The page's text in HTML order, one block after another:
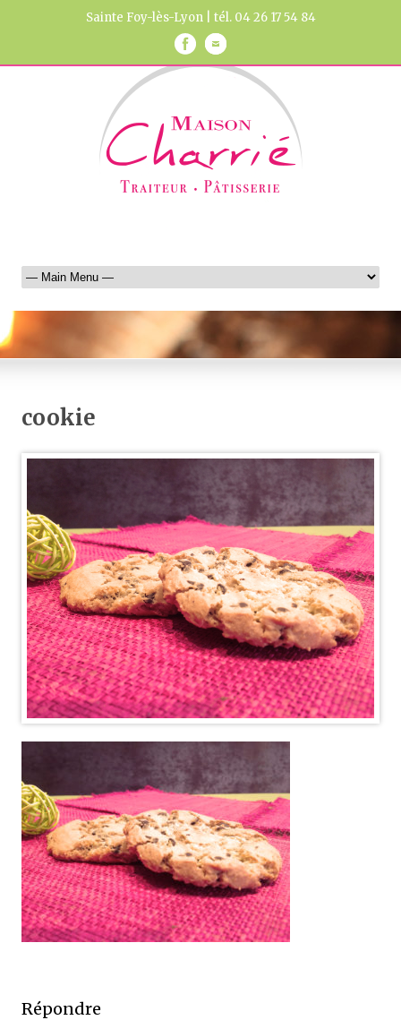
Sainte Foy-lès-Lyon | tél. 04 26 17 54 84
cookie
Répondre